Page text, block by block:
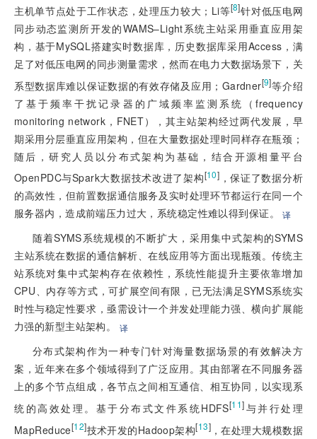
主机单节点处于工作状态，处理压力较大；Li等[8]针对低压电网
同步动态监测所开发的WAMS–Light系统主站采用垂直应用架
构，基于MySQL搭建实时数据库，历史数据库采用Access，满
足了对低压电网的同步测量需求，然而在电力大数据场景下，关
系型数据库难以保证数据的有效存储及应用；Gardner[9]等介绍
了基于频率干扰记录器的广域频率监测系统（frequency
monitoring network，FNET），其主站架构经过两代发展，早
期采用分层垂直应用架构，但在大量数据处理时同样存在瓶颈；
随后，研究人员以分布式架构为基础，结合开源相量平台
OpenPDC与Spark大数据技术改进了架构[10] ，保证了数据分析
的高效性，但前置数据通信服务及实时处理环节都运行在同一个
服务器内，造成前端压力过大，系统稳定性难以得到保证。译
随着SYMS系统规模的不断扩大，采用集中式架构的SYMS
主站系统在数据的通信解析、在线应用等方面出现瓶颈。传统主
站系统对集中式架构存在依赖性，系统性能提升主要依靠增加
CPU、内存等方式，可扩展空间有限，已无法满足SYMS系统实
时性与稳定性要求，亟需设计一个并发处理能力强、横向扩展能
力强的新型主站架构。
译
分布式架构作为一种专门针对海量数据场景的有效解决方
案，近年来在多个领域得到了广泛应用。其由部署在不同服务器
上的多个节点组成，各节点之间相互通信、相互协同，以实现系
统的高效处理。基于分布式文件系统HDFS[11]与并行处理
MapReduce[12]技术开发的Hadoop架构[13]，在处理大规模数据